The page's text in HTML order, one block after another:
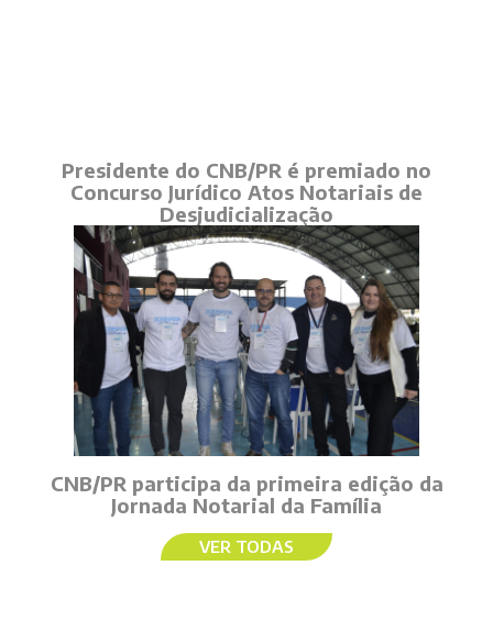
Presidente do CNB/PR é premiado no
Concurso Jurídico Atos Notariais de
Desjudicialização
CNB/PR participa da primeira edição da
Jornada Notarial da Família
VER TODAS